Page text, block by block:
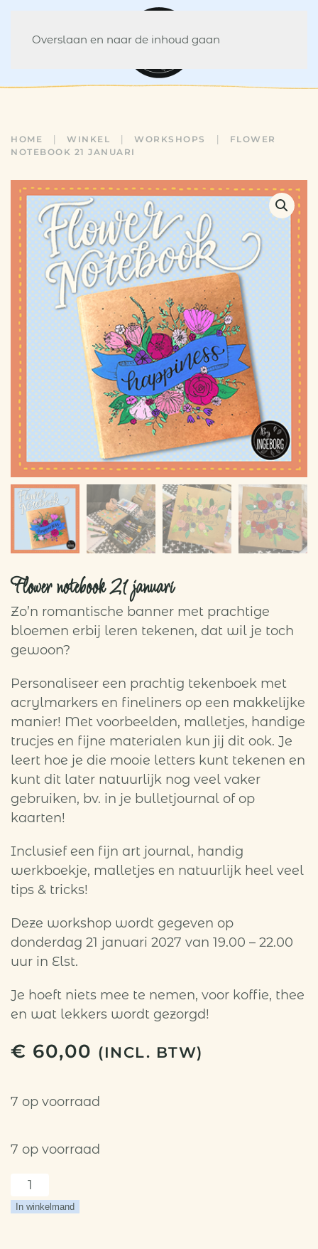
Overslaan en naar de inhoud gaan
HOME WINKEL WORKSHOPS
FLOWER
NOTEBOOK 21 JANUARI
Flower notebook 21 januari
Zo’n romantische banner met prachtige
bloemen erbij leren tekenen, dat wil je toch
gewoon?
Personaliseer een prachtig tekenboek met
acrylmarkers en fineliners op een makkelijke
manier! Met voorbeelden, malletjes, handige
trucjes en fijne materialen kun jij dit ook. Je
leert hoe je die mooie letters kunt tekenen en
kunt dit later natuurlijk nog veel vaker
gebruiken, bv. in je bulletjournal of op
kaarten!
Inclusief een fijn art journal, handig
werkboekje, malletjes en natuurlijk heel veel
tips & tricks!
Deze workshop wordt gegeven op
donderdag 21 januari 2027 van 19.00 – 22.00
uur in Elst.
Je hoeft niets mee te nemen, voor koffie, thee
en wat lekkers wordt gezorgd!
€ 60,00 (INCL. BTW)
7 op voorraad
7 op voorraad
Flower
notebook
In winkelmand